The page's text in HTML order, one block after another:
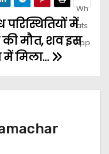
परिस्थितियों में
मौत, शव इस
मिला…